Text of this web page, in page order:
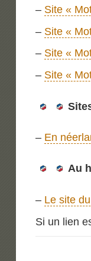
– Site «
– Site «
– Site «
– Site «
– En
Au
– Le site
Si un lien